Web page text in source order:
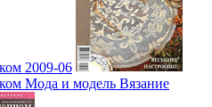
2009-06
Мода и модель Вязание